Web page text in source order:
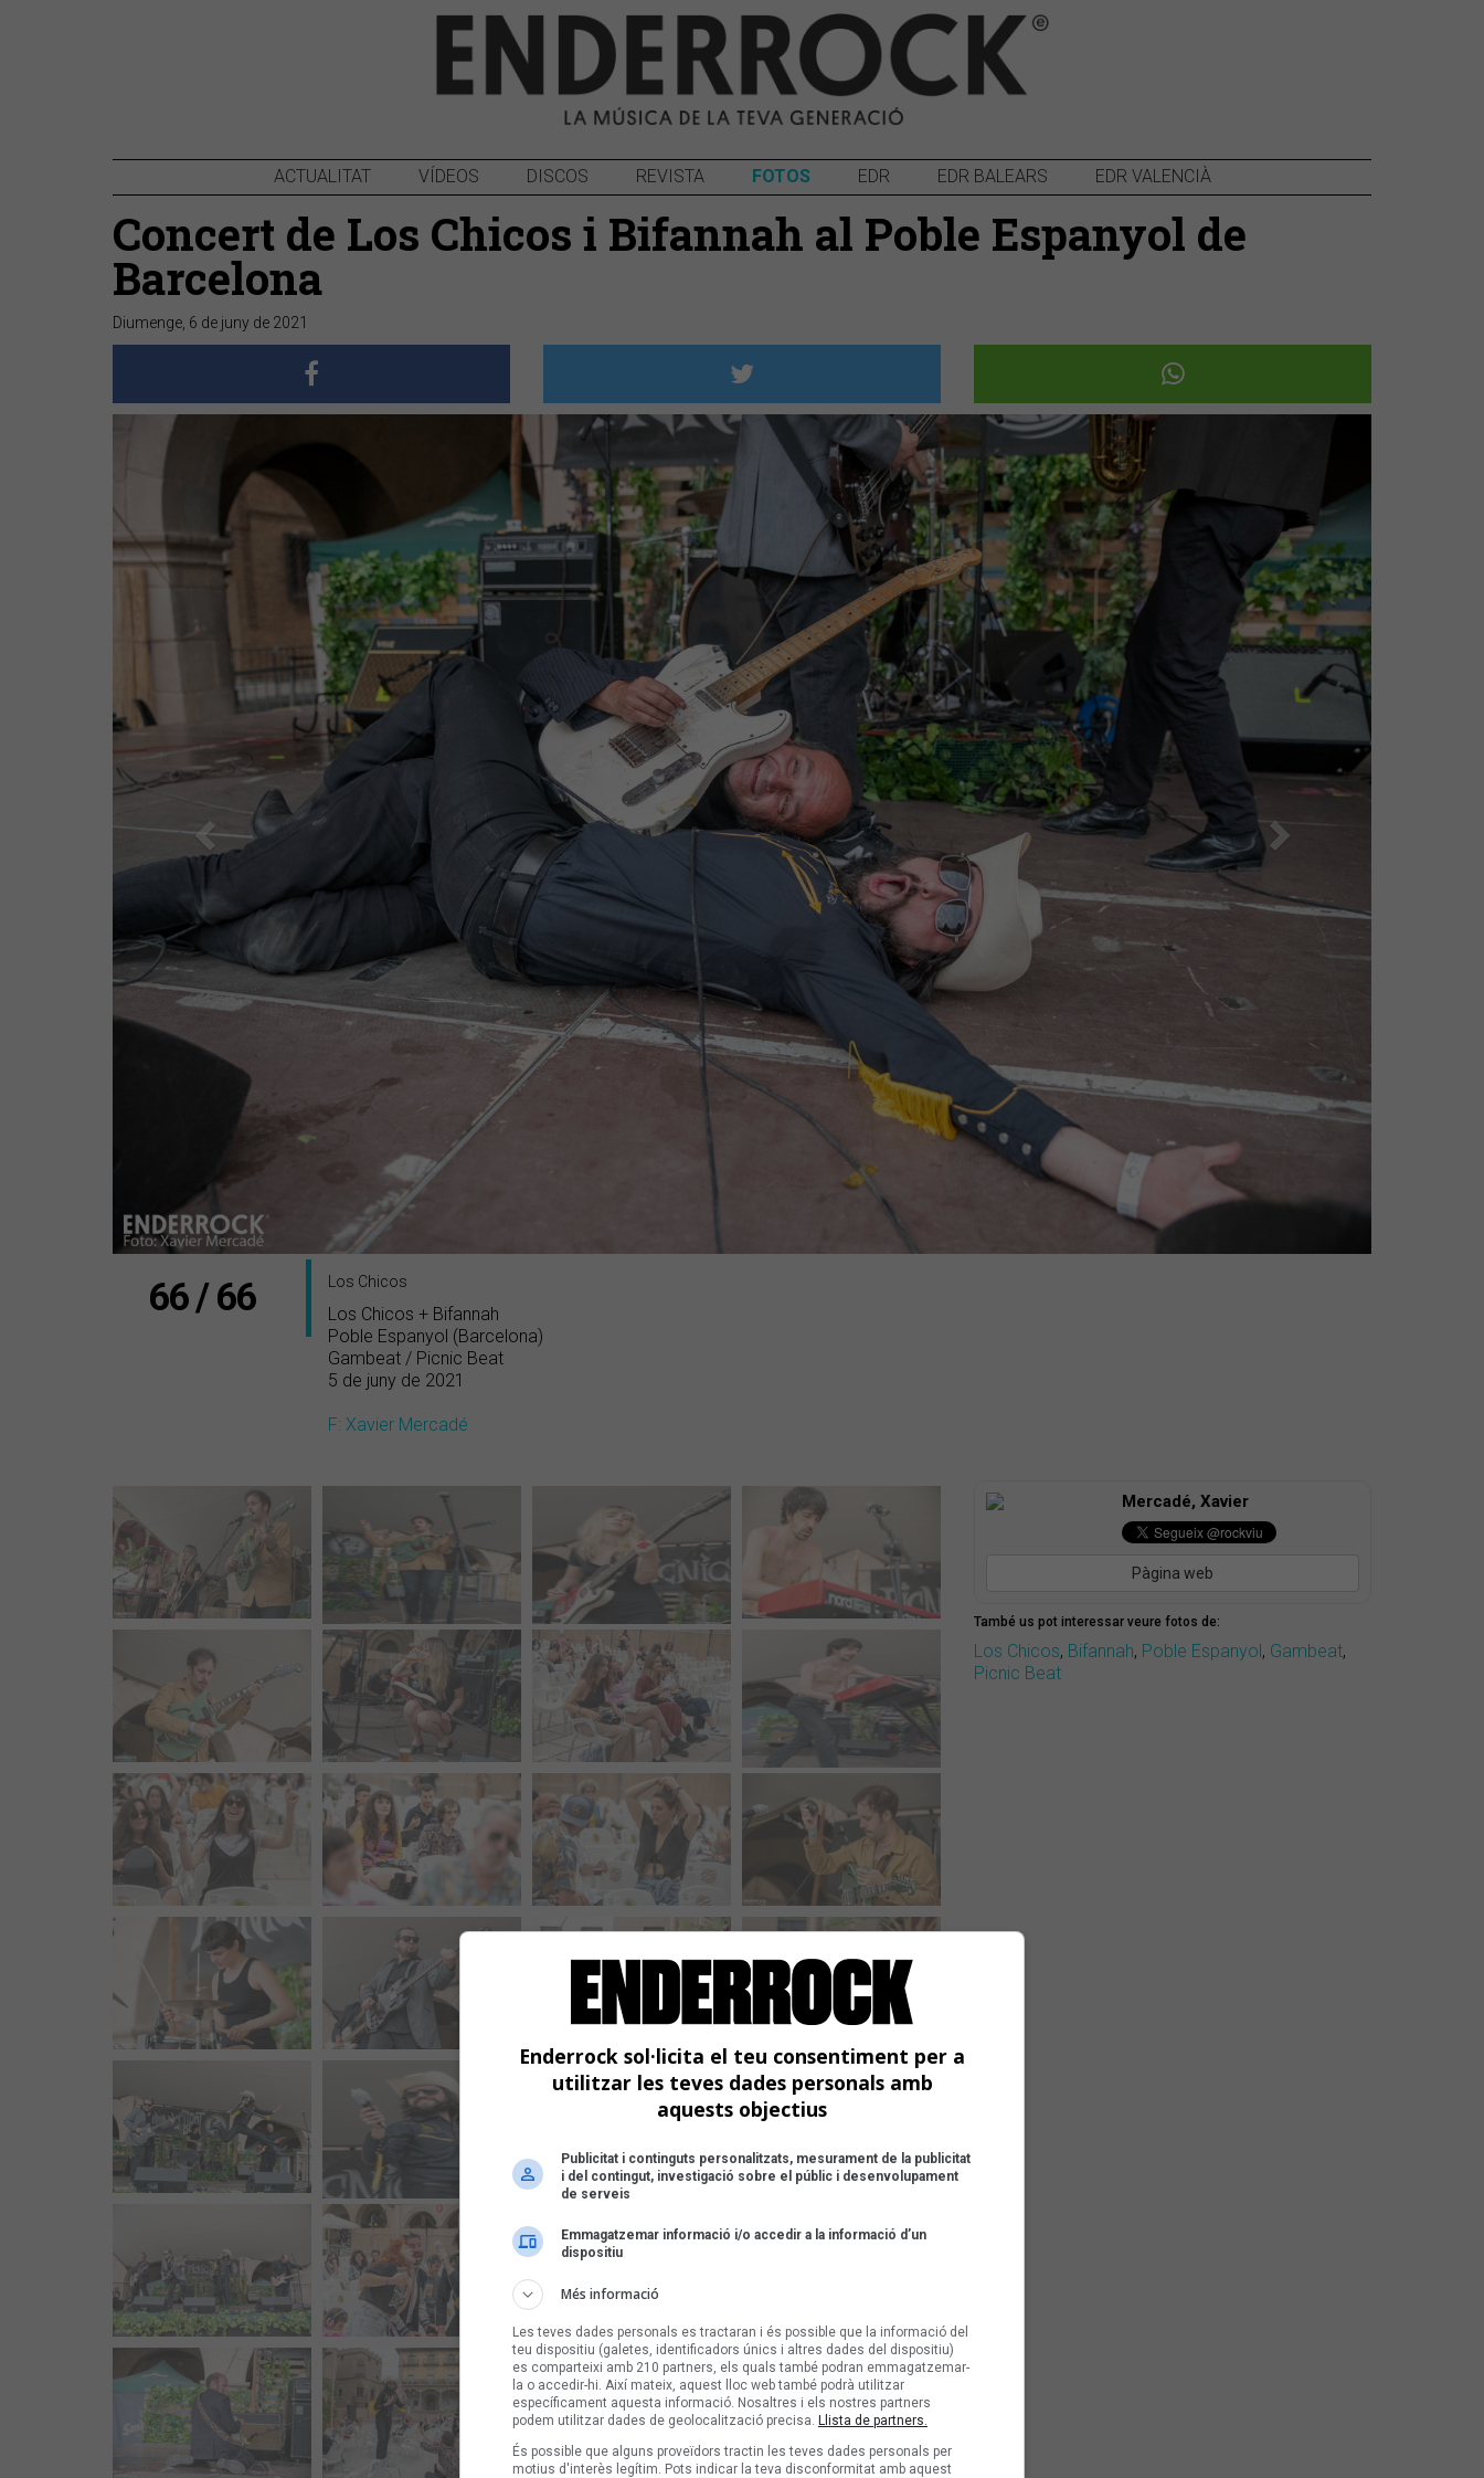
ACTUALITAT VÍDEOS DISCOS REVISTA FOTOS EDR EDR BALEARS EDR VALENCIÀ
Concert de Los Chicos i Bifannah al Poble Espanyol de
Barcelona
Diumenge, 6 de juny de 2021
66 / 66 Los Chicos
Los Chicos + Bifannah
Poble Espanyol (Barcelona)
Gambeat / Picnic Beat
5 de juny de 2021
F: Xavier Mercadé
Mercadé, Xavier
Pàgina web
També us pot interessar veure fotos de:
Los Chicos, Bifannah, Poble Espanyol, Gambeat,
Picnic Beat
Enderrock sol·licita el teu consentiment per a
utilitzar les teves dades personals amb
aquests objectius
Publicitat i continguts personalitzats, mesurament de la publicitat
i del contingut, investigació sobre el públic i desenvolupament
de serveis
Emmagatzemar informació i/o accedir a la informació d’un
dispositiu
Més informació
Les teves dades personals es tractaran i és possible que la informació del
teu dispositiu (galetes, identificadors únics i altres dades del dispositiu)
es comparteixi amb 210 partners, els quals també podran emmagatzemar-
la o accedir-hi. Així mateix, aquest lloc web també podrà utilitzar
específicament aquesta informació. Nosaltres i els nostres partners
podem utilitzar dades de geolocalització precisa. Llista de partners.
És possible que alguns proveïdors tractin les teves dades personals per
motius d'interès legítim. Pots indicar la teva disconformitat amb aquest